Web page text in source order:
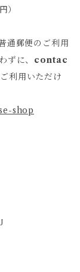
）
通郵便のご利用
ずに、 contac
利用いただけ
shop